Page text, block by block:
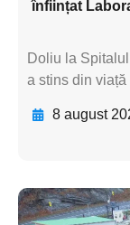
înființat
Doliu la
a stins din
8 august